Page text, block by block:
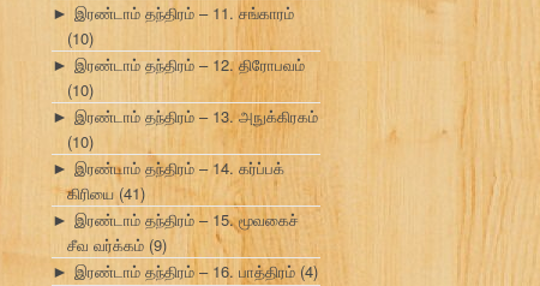
► இரண்டாம் தந்திரம் – 11. சங்காரம்
(10)
► இரண்டாம் தந்திரம் – 12. திரோபவம்
(10)
► இரண்டாம் தந்திரம் – 13. அநுக்கிரகம்
(10)
► இரண்டாம் தந்திரம் – 14. கர்ப்பக்
கிரியை(41)
► இரண்டாம் தந்திரம் – 15. மூவகைச்
சீவ வர்க்கம் (9)
► இரண்டாம் தந்திரம் – 16. பாத்திரம் (4)